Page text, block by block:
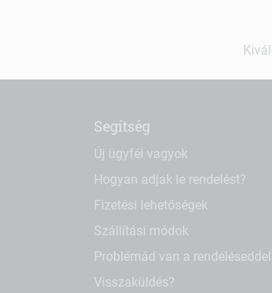
Segítség
Új ügyfél vagyok
Hogyan adjak le rendelést?
Fizetési lehetőségek
Szállítási módok
Problémád van a
Visszaküldés?